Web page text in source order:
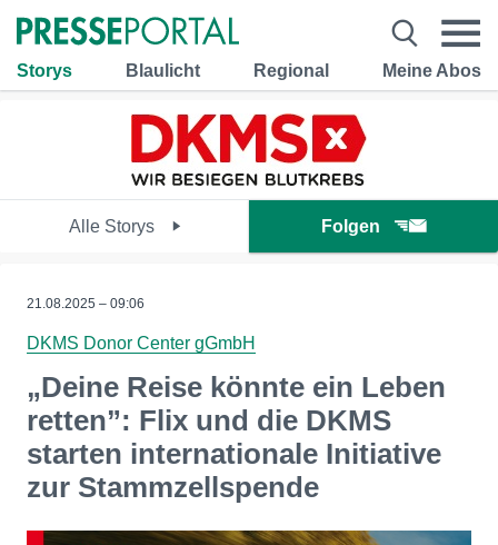
Storys Blaulicht Regional Meine Abos
Alle Storys Folgen
21.08.2025 – 09:06
DKMS Donor Center gGmbH
„Deine Reise könnte ein Leben
retten”: Flix und die DKMS
starten internationale Initiative
zur Stammzellspende